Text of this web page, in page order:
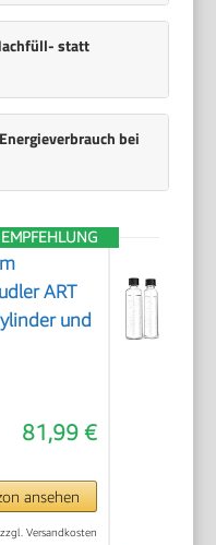
statt
bei
EMPFEHLUNG
ART
und
Schwarz,
81,99 €
ansehen
Versandkosten